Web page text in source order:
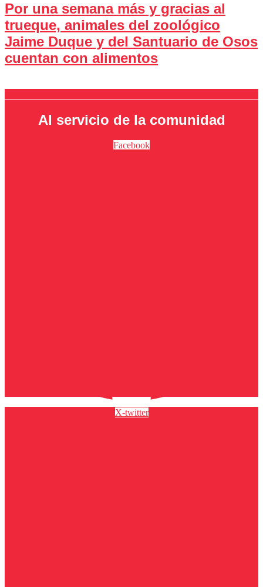
Por una semana más y gracias al
trueque, animales del zoológico
Jaime Duque y del Santuario de Osos
cuentan con alimentos
Al servicio de la comunidad
Facebook
X-twitter